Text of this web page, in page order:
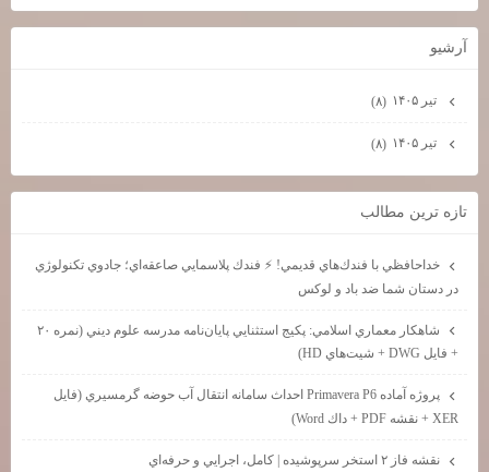
آرشيو
تیر ۱۴۰۵ (۸)
تیر ۱۴۰۵ (۸)
تازه ترين مطالب
خداحافظي با فندك‌هاي قديمي! ⚡ فندك پلاسمايي صاعقه‌اي؛ جادوي تكنولوژي
در دستان شما ضد باد و لوكس
شاهكار معماري اسلامي: پكيج استثنايي پايان‌نامه مدرسه علوم ديني (نمره ۲۰
+ فايل DWG + شيت‌هاي HD)
پروژه آماده Primavera P6 احداث سامانه انتقال آب حوضه گرمسيري (فايل
XER + نقشه PDF + داك Word)
نقشه فاز ۲ استخر سرپوشيده | كامل، اجرايي و حرفه‌اي